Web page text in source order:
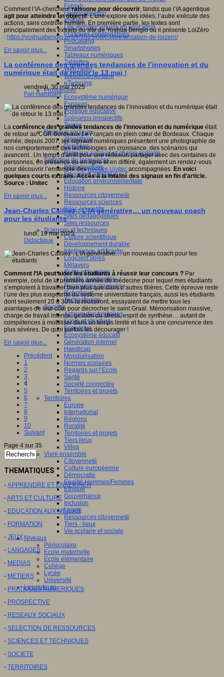
Fablab
Géolocalisation
Images
Les mondes virtuels en éducation
Pratiques collaboratives
Podcasting
Smartphones
Tableaux numériques
Tablettes
Web radio
Webdocumentaire
eTwinning
Prospective
Ecosystème numérique
Espaces
Politique éducative
Scénarios prospectifs
Temps
Réseaux sociaux
Algorithme
Données
Réseaux sociaux et champ scolaire
Sélection de ressources
Bibliographies
Education artistique
Education environnementale
Histoire
Ressources citoyenneté
Ressources sciences
Sites éducatifs
Sites pédagogiques
Sites ressources
Sciences et techniques
Culture scientifique
Développement durable
Intelligence artificielle
Logiciels libres
Métavers
Outils et logiciels
Réalité augmentée
Ressources sciences
Robotique
Technologies
Société
Acteurs des territoires
Ecole et structure
Economie
Ecosystème éducatif
Génération internet
Handicap
Mondialisation
Normes scolaires
Regards sur l’Ecole
Santé
Société connectée
Territoires et projets
Territoires
Europe
International
Régions
Ruralité
Territoires et projets
Tiers lieux
Villes
Vivre ensemble
Citoyenneté
Culture européenne
Démocratie
Egalité Hommes/Femmes
Ethique
Gouvernance
Inclusion
Laïcité
Ressources citoyenneté
Tiers - lieux
Vie scolaire et sociale
Niveaux
Périscolaire
Ecole maternelle
Ecole élémentaire
Collège
Lycée
Université
Les auteurs
Comment l’IA-chercheurraisonne pour découvrir, tandis que l’IA agentique
agit pour atteindre un objectif. L’une explore des idées, l’autre exécute des
actions, sans contrôle humain. En première partie, les textes sont
principalement des extraits du site de Yoshua Bengio où il présente LoiZéro
: https://yoshuabengio.org/fr/2025/06/03/presentation-de-loizero/
En savoir plus...
La conférence des grandes tendances de l’innovation et du
numérique était de retour le 13 mai !
vendredi, 30 mai 2025
Fait marquant
La conférence des grandes tendances de l'innovation et du numérique était
de retour au CGR BordeauxLe Français en plein cœur de Bordeaux. Chaque
année, depuis 2007, les signaux numériques présentent une photographie de
nos comportements, des technologies en croissance, des scénarios qui
avancent...Un temps d'arrêt pour une réflexion partager avec des centaines de
personnes, en présence ou en ligne et en différé, également un rendez-vous
pour découvrir l’ensemble despépites Unitec accompagnées. En voici
quelques courts extraits. Accès à la totalité des signaux en fin d'article.
Source : Unitec
En savoir plus...
Jean-Charles Cailliez : L’IA générative… un nouveau coach
pour les étudiants
lundi, 19 mai 2025
Didactique
Comment l’IA peut aider les étudiants à réussir leur concours ? Par
exemple, celui de la première année de médecine pour lequel mes étudiants
s’emploient à travailler bien plus que dans d’autres filières. Cette épreuve reste
l’une des plus exigeante du système universitaire français, aussi les étudiants
dont seulement 20 à 30% la réussiront, essayaient de mettre tous les
avantages de leur côté pour décrocher le saint Graal. Mémorisation massive,
charge de travail intense, gestion du stress, esprit de synthèse… autant de
compétences à mobiliser dans un temps limité et face à une concurrence des
plus sévères. De quoi parfois les décourager !
En savoir plus...
Précédent
1
2
3
4
5
6
7
8
9
10
Suivant
Page 4 sur 35
THEMATIQUES
- APPRENDRE ET ENSEIGNER
-ARTS ET CULTURE
- EDUCATION AUX MEDIAS
- FORMATION
- JEUX
- LANGAGES
- MEDIAS
- METIERS
- PRATIQUES NUMERIQUES
- PROSPECTIVE
- RESEAUX SOCIAUX
- SELECTION DE RESSOURCES
- SCIENCES ET TECHNIQUES
- SOCIETE
- TERRITOIRES